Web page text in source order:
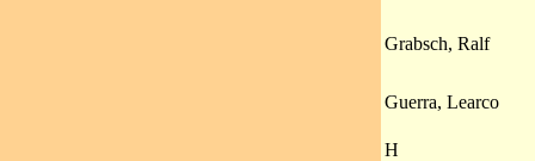
Grabsch, Ralf
Guerra, Learco
H